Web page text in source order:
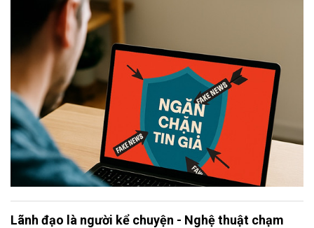
hành vi xuyên tạc, bịa đặt, cố ý dẫn dắt dư luận không chỉ nhằm
bảo vệ quyền lợi hợp pháp của doanh nghiệp mà còn vì lợi ích xã hội
và sự tôn nghiêm của pháp luật.
Lãnh đạo là người kể chuyện - Nghệ thuật chạm